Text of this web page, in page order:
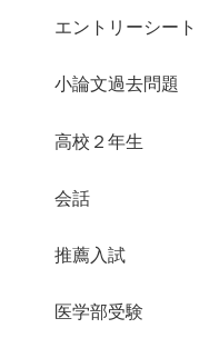
エントリーシート
小論文過去問題
高校２年生
会話
推薦入試
医学部受験